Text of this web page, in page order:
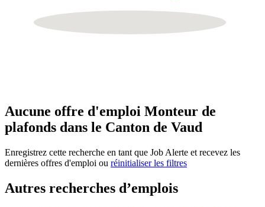
Aucune offre d'emploi Monteur de
plafonds dans le Canton de Vaud
Enregistrez cette recherche en tant que Job Alerte et recevez les
dernières offres d'emploi ou réinitialiser les filtres
Autres recherches d’emplois